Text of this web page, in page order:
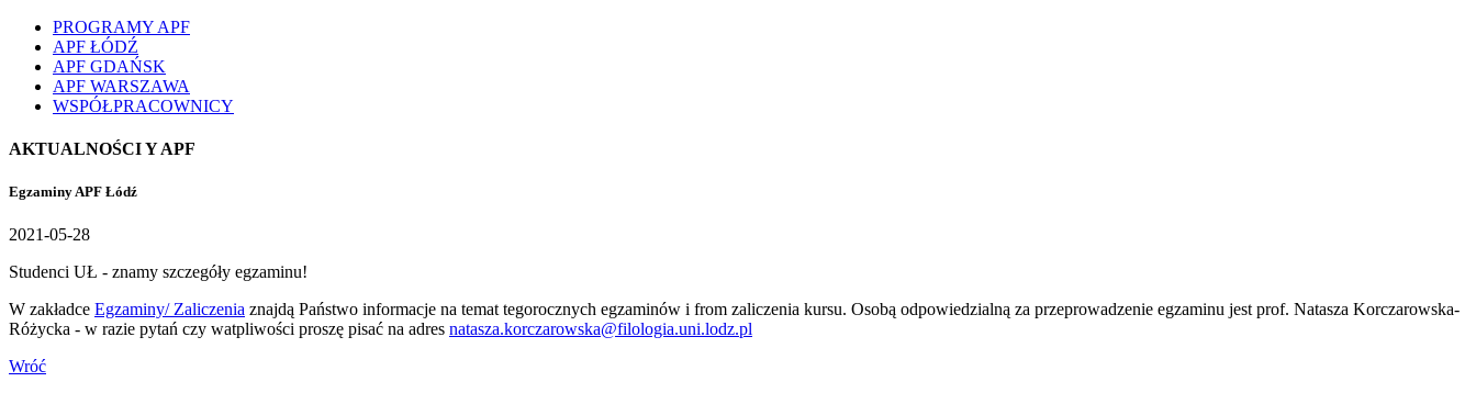
PROGRAMY APF
APF ŁÓDŹ
APF GDAŃSK
APF WARSZAWA
WSPÓŁPRACOWNICY
AKTUALNOŚCI Y APF
Egzaminy APF Łódź
2021-05-28
Studenci UŁ - znamy szczegóły egzaminu!
W zakładce Egzaminy/ Zaliczenia znajdą Państwo informacje na temat tegorocznych egzaminów i from zaliczenia kursu. Osobą odpowiedzialną za przeprowadzenie egzaminu jest prof. Natasza Korczarowska-
Różycka - w razie pytań czy watpliwości proszę pisać na adres natasza.korczarowska@filologia.uni.lodz.pl
Wróć